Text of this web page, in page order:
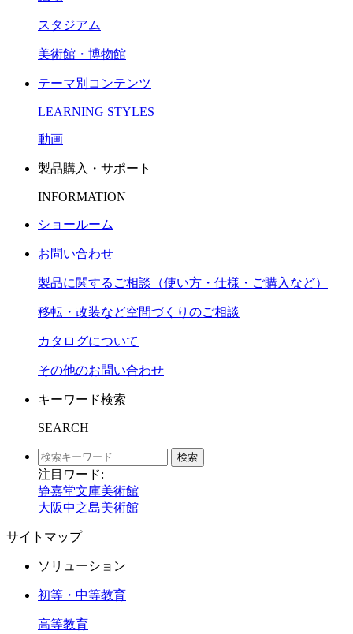
スタジアム
美術館・博物館
テーマ別コンテンツ
LEARNING STYLES
動画
製品購入・サポート
INFORMATION
ショールーム
お問い合わせ
製品に関するご相談（使い方・仕様・ご購入など）
移転・改装など空間づくりのご相談
カタログについて
その他のお問い合わせ
キーワード検索
SEARCH
検索
注目ワード:
静嘉堂文庫美術館
大阪中之島美術館
サイトマップ
ソリューション
初等・中等教育
高等教育